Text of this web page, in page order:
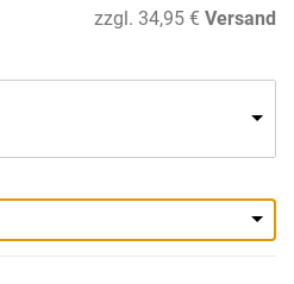
zzgl. 34,95 € Versand